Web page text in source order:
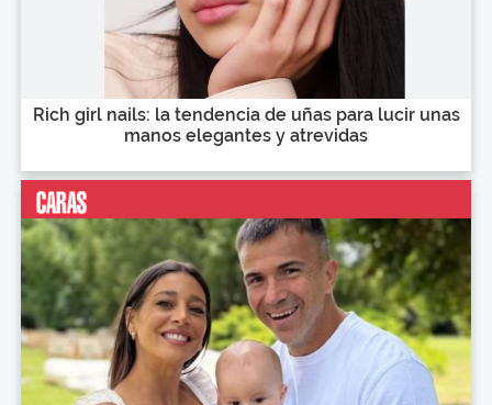
Rich girl nails: la tendencia de uñas para lucir unas
manos elegantes y atrevidas